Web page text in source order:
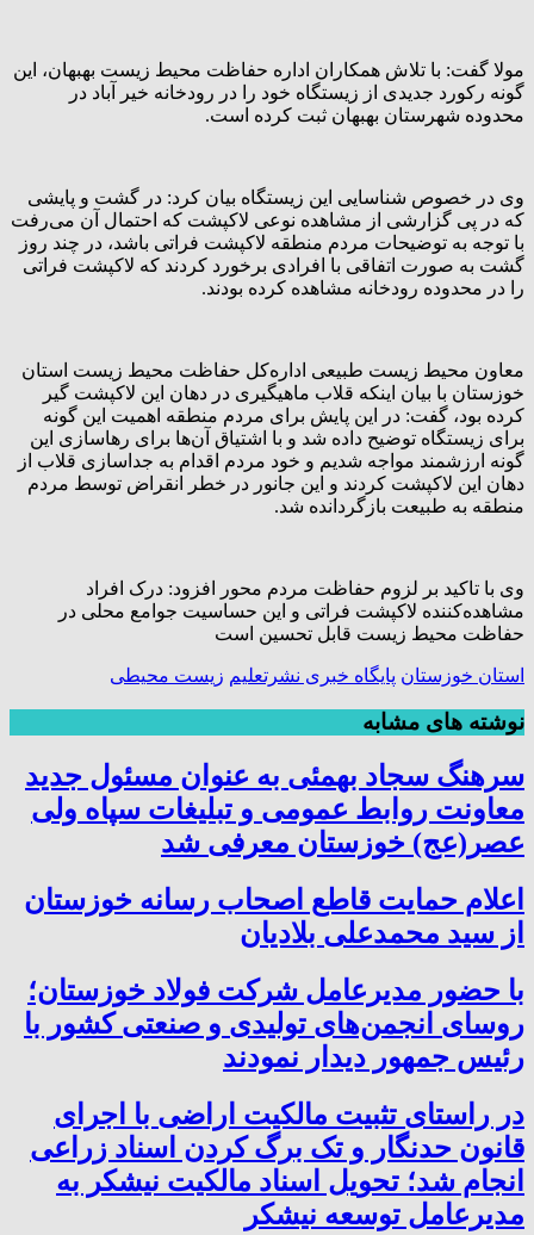
مولا گفت: با تلاش همکاران اداره حفاظت محیط زیست بهبهان، این
گونه رکورد جدیدی از زیستگاه خود را در رودخانه خیر آباد در
محدوده شهرستان بهبهان ثبت کرده است.
وی در خصوص شناسایی این زیستگاه بیان کرد: در گشت و پایشی
که در پی گزارشی از مشاهده نوعی لاکپشت که احتمال آن می‌رفت
با توجه به توضیحات مردم منطقه لاکپشت فراتی باشد، در چند روز
گشت به صورت اتفاقی با افرادی برخورد کردند که لاکپشت فراتی
را در محدوده رودخانه مشاهده کرده بودند.
معاون محیط زیست طبیعی اداره‌کل حفاظت محیط زیست استان
خوزستان با بیان اینکه قلاب ماهیگیری در دهان این لاکپشت گیر
کرده بود، گفت: در این پایش برای مردم منطقه اهمیت این گونه
برای زیستگاه توضیح داده شد و با اشتیاق آن‌ها برای رهاسازی این
گونه ارزشمند مواجه شدیم و خود مردم اقدام به جداسازی قلاب از
دهان این لاکپشت کردند و این جانور در خطر انقراض توسط مردم
منطقه به طبیعت بازگردانده شد.
وی با تاکید بر لزوم حفاظت مردم محور افزود: درک افراد
مشاهده‌کننده لاکپشت فراتی و این حساسیت جوامع محلی در
حفاظت محیط زیست قابل تحسین است
استان خوزستان پایگاه خبری نشرتعلیم زیست محیطی
نوشته های مشابه
سرهنگ سجاد بهمئی به عنوان مسئول جدید
معاونت روابط عمومی و تبلیغات سپاه ولی
عصر(عج) خوزستان معرفی شد
اعلام حمایت قاطع اصحاب رسانه خوزستان
از سید محمدعلی بلادیان
با حضور مدیرعامل شرکت فولاد خوزستان؛
روسای انجمن‌های تولیدی و صنعتی کشور با
رئیس جمهور دیدار نمودند
در راستای تثبیت مالکیت اراضی با اجرای
قانون حدنگار و تک برگ کردن اسناد زراعی
انجام شد؛ تحویل اسناد مالکیت نیشکر به
مدیرعامل توسعه نیشکر